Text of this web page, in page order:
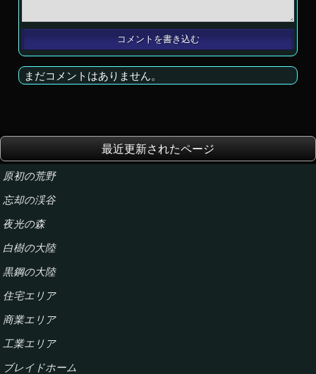
まだコメントはありません。
最近更新されたページ
原初の荒野
忘却の渓谷
夜光の森
白樹の大陸
黒鋼の大陸
住宅エリア
商業エリア
工業エリア
ブレイドホーム